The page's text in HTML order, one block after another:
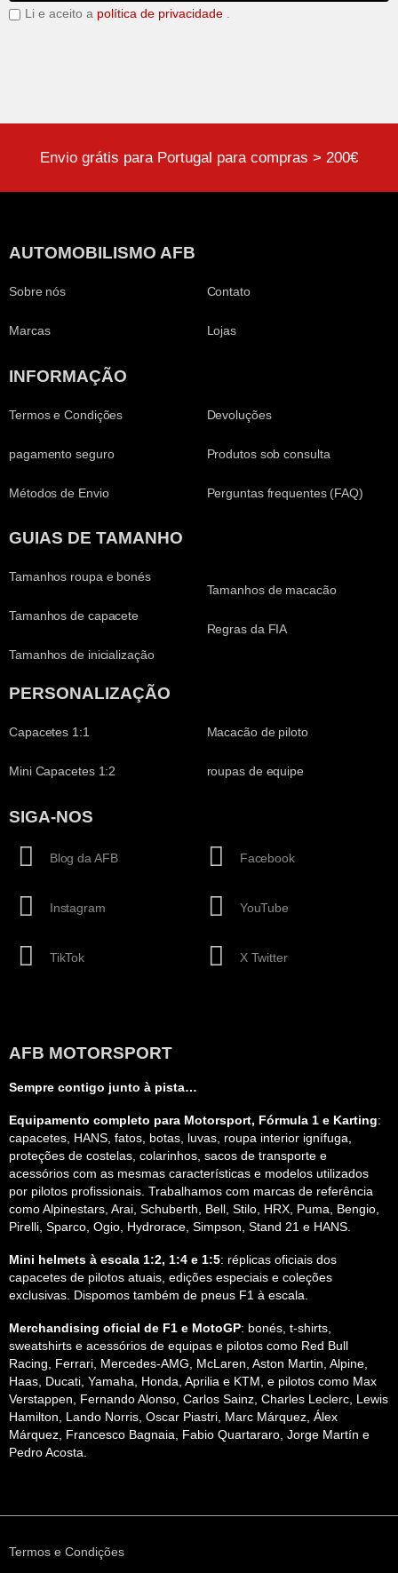
Li e aceito a política de privacidade .
Envio grátis para Portugal para compras > 200€
AUTOMOBILISMO AFB
Sobre nós
Marcas
Contato
Lojas
INFORMAÇÃO
Termos e Condições
pagamento seguro
Métodos de Envio
Devoluções
Produtos sob consulta
Perguntas frequentes (FAQ)
GUIAS DE TAMANHO
Tamanhos roupa e bonés
Tamanhos de capacete
Tamanhos de inicialização
Tamanhos de macacão
Regras da FIA
PERSONALIZAÇÃO
Capacetes 1:1
Mini Capacetes 1:2
Macacão de piloto
roupas de equipe
SIGA-NOS
Blog da AFB
Instagram
TikTok
Facebook
YouTube
X Twitter
AFB MOTORSPORT
Sempre contigo junto à pista…
Equipamento completo para Motorsport, Fórmula 1 e Karting:
capacetes, HANS, fatos, botas, luvas, roupa interior ignífuga,
proteções de costelas, colarinhos, sacos de transporte e
acessórios com as mesmas características e modelos utilizados
por pilotos profissionais. Trabalhamos com marcas de referência
como Alpinestars, Arai, Schuberth, Bell, Stilo, HRX, Puma, Bengio,
Pirelli, Sparco, Ogio, Hydrorace, Simpson, Stand 21 e HANS.
Mini helmets à escala 1:2, 1:4 e 1:5: réplicas oficiais dos
capacetes de pilotos atuais, edições especiais e coleções
exclusivas. Dispomos também de pneus F1 à escala.
Merchandising oficial de F1 e MotoGP: bonés, t-shirts,
sweatshirts e acessórios de equipas e pilotos como Red Bull
Racing, Ferrari, Mercedes-AMG, McLaren, Aston Martin, Alpine,
Haas, Ducati, Yamaha, Honda, Aprilia e KTM, e pilotos como Max
Verstappen, Fernando Alonso, Carlos Sainz, Charles Leclerc, Lewis
Hamilton, Lando Norris, Oscar Piastri, Marc Márquez, Álex
Márquez, Francesco Bagnaia, Fabio Quartararo, Jorge Martín e
Pedro Acosta.
Termos e Condições